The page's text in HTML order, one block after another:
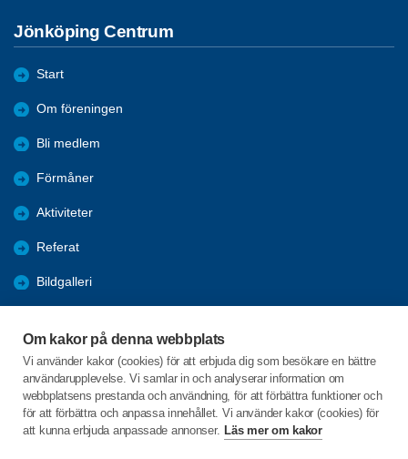
Om kakor på denna webbplats
Vi använder kakor (cookies) för att erbjuda dig som besökare en bättre
användarupplevelse. Vi samlar in och analyserar information om
webbplatsens prestanda och användning, för att förbättra funktioner och
för att förbättra och anpassa innehållet. Vi använder kakor (cookies) för
att kunna erbjuda anpassade annonser. Läs mer om kakor
Jönköping Centrum
Start
Om föreningen
Bli medlem
Förmåner
Aktiviteter
Referat
Bildgalleri
Engagera DIG i vår förening
C/o:Lennart Lööw